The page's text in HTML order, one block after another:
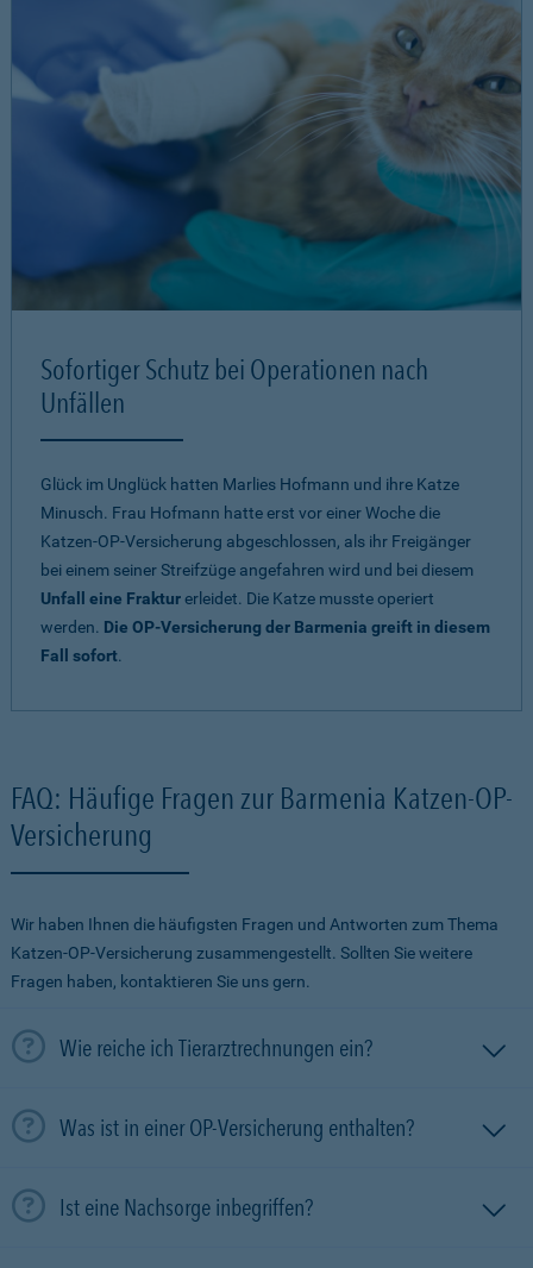
Sofortiger Schutz bei Operationen nach
Unfällen
Glück im Unglück hatten Marlies Hofmann und ihre Katze
Minusch. Frau Hofmann hatte erst vor einer Woche die
Katzen-OP-Versicherung abgeschlossen, als ihr Freigänger
bei einem seiner Streifzüge angefahren wird und bei diesem
Unfall eine Frakturerleidet. Die Katze musste operiert
werden. Die OP-Versicherung der Barmenia greift in diesem
Fall sofort.
FAQ: Häufige Fragen zur Barmenia Katzen-OP-
Versicherung
Wir haben Ihnen die häufigsten Fragen und Antworten zum Thema
Katzen-OP-Versicherung zusammengestellt. Sollten Sie weitere
Fragen haben, kontaktieren Sie uns gern.
Wie reiche ich Tierarztrechnungen ein?
Was ist in einer OP-Versicherung enthalten?
Ist eine Nachsorge inbegriffen?